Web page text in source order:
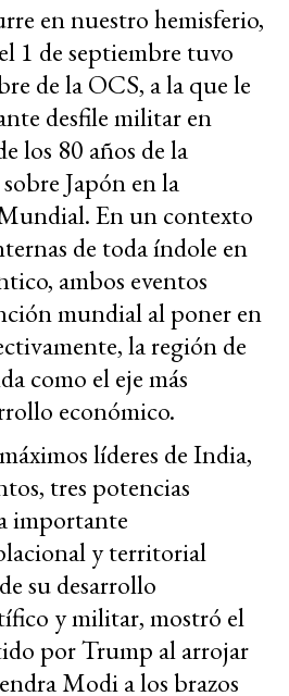
en nuestro hemisferio,
1 de septiembre tuvo
de la OCS, a la que le
desfile militar en
los 80 años de la
Japón en la
En un contexto
de toda índole en
ambos eventos
mundial al poner en
la región de
como el eje más
económico.
líderes de India,
tres potencias
importante
y territorial
su desarrollo
y militar, mostró el
por Trump al arrojar
Modi a los brazos